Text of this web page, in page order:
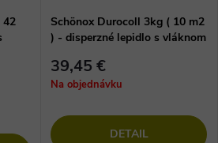
42
Schönox Durocoll 3kg ( 10 m2
) - disperzné lepidlo s vláknom
39,45 €
Na objednávku
DETAIL